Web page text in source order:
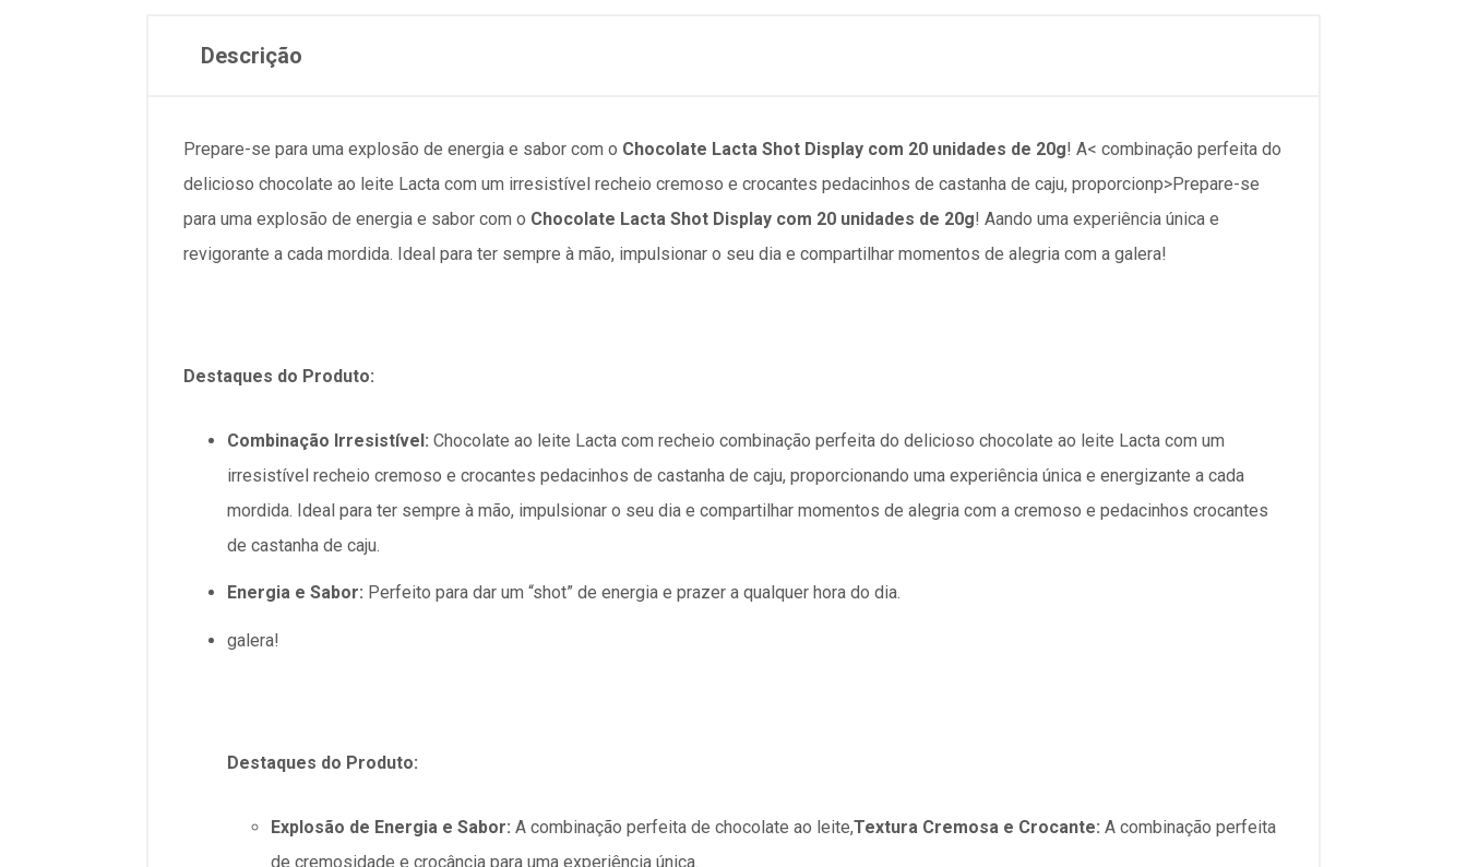
Descrição
Prepare-se para uma explosão de energia e sabor com o Chocolate Lacta Shot Display com 20 unidades de 20g! A< combinação perfeita do
delicioso chocolate ao leite Lacta com um irresistível recheio cremoso e crocantes pedacinhos de castanha de caju, proporcionp>Prepare-se
para uma explosão de energia e sabor com o Chocolate Lacta Shot Display com 20 unidades de 20g! Aando uma experiência única e
revigorante a cada mordida. Ideal para ter sempre à mão, impulsionar o seu dia e compartilhar momentos de alegria com a galera!
Destaques do Produto:
Combinação Irresistível: Chocolate ao leite Lacta com recheio combinação perfeita do delicioso chocolate ao leite Lacta com um
irresistível recheio cremoso e crocantes pedacinhos de castanha de caju, proporcionando uma experiência única e energizante a cada
mordida. Ideal para ter sempre à mão, impulsionar o seu dia e compartilhar momentos de alegria com a cremoso e pedacinhos crocantes
de castanha de caju.
Energia e Sabor: Perfeito para dar um “shot” de energia e prazer a qualquer hora do dia.
galera!
Destaques do Produto:
Explosão de Energia e Sabor: A combinação perfeita de chocolate ao leite,Textura Cremosa e Crocante: A combinação perfeita
de cremosidade e crocância para uma experiência única.